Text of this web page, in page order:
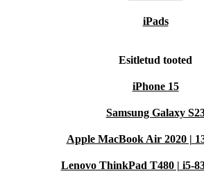
iPads
Esitletud tooted
iPhone 15
Samsung Galaxy
Apple MacBook Air 2020 |
Lenovo ThinkPad T480 | i5-